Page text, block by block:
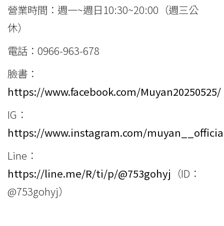
營業時間：週一~週日10:30~20:00（週三公
休）
電話：0966-963-678
臉書：
https://www.facebook.com/Muyan20250525/
IG：
https://www.instagram.com/
Line：
https://line.me/R/ti/p/@753gohyj （ID：
@753gohyj）